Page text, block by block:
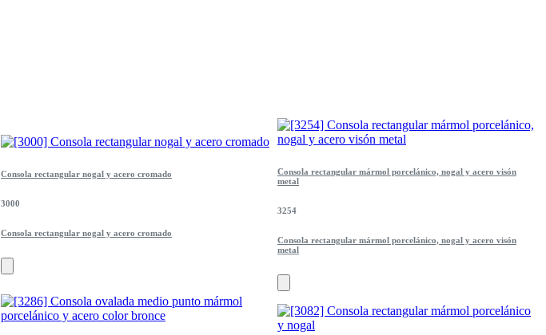
Consola rectangular nogal y acero cromado
3000
Consola rectangular nogal y acero cromado
Consola rectangular mármol porcelánico, nogal y acero visón
metal
3254
Consola rectangular mármol porcelánico, nogal y acero visón
metal